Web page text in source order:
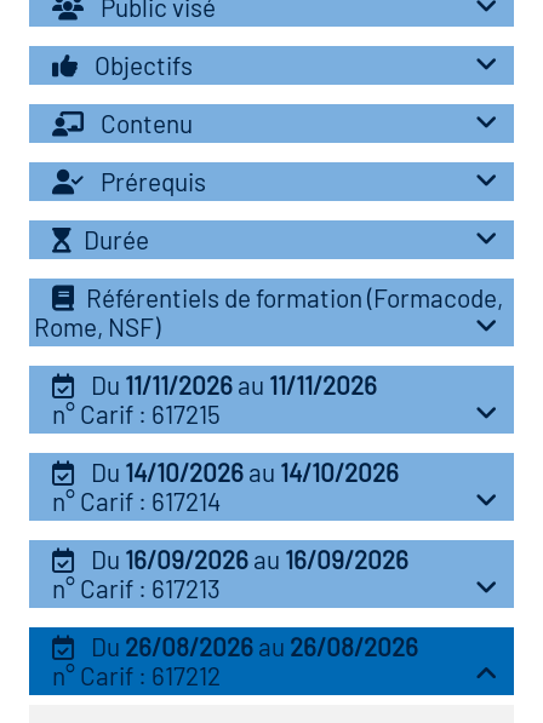
les métiers
clés métiers et
lieu d'information ou
des métiers en
de l'Economie
Solidaire (ESS)
du secteur sanitaire
de l'Industrie
emploi-formation
des transitions
de construction)
des secteurs(en
Public visé
Objectifs
Contenu
Prérequis
Durée
Référentiels de formation (Formacode,
Rome, NSF)
Du 11/11/2026 au 11/11/2026
n° Carif : 617215
Du 14/10/2026 au 14/10/2026
n° Carif : 617214
Du 16/09/2026 au 16/09/2026
n° Carif : 617213
Du 26/08/2026 au 26/08/2026
n° Carif : 617212